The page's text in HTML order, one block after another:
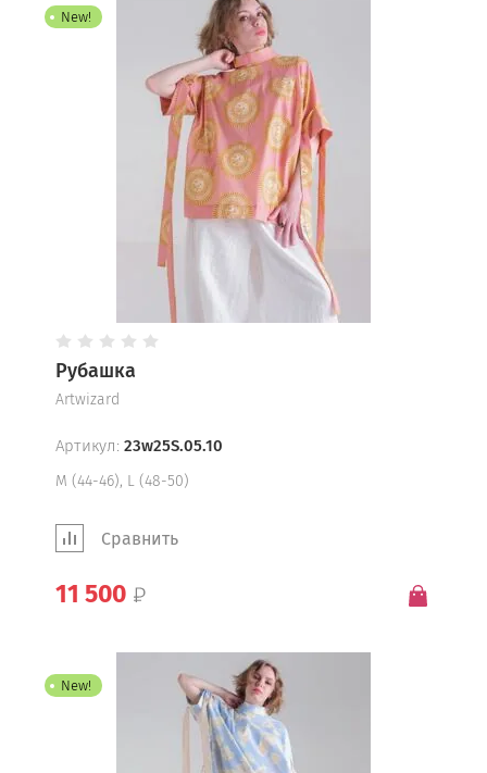
New!
Рубашка
Artwizard
Артикул: 23w25S.05.10
М (44-46), L (48-50)
Сравнить
11 500
New!